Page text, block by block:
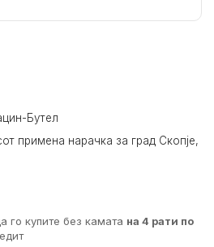
Бутел
примена нарачка за град Скопје,
го купите без камата на 4 рати по